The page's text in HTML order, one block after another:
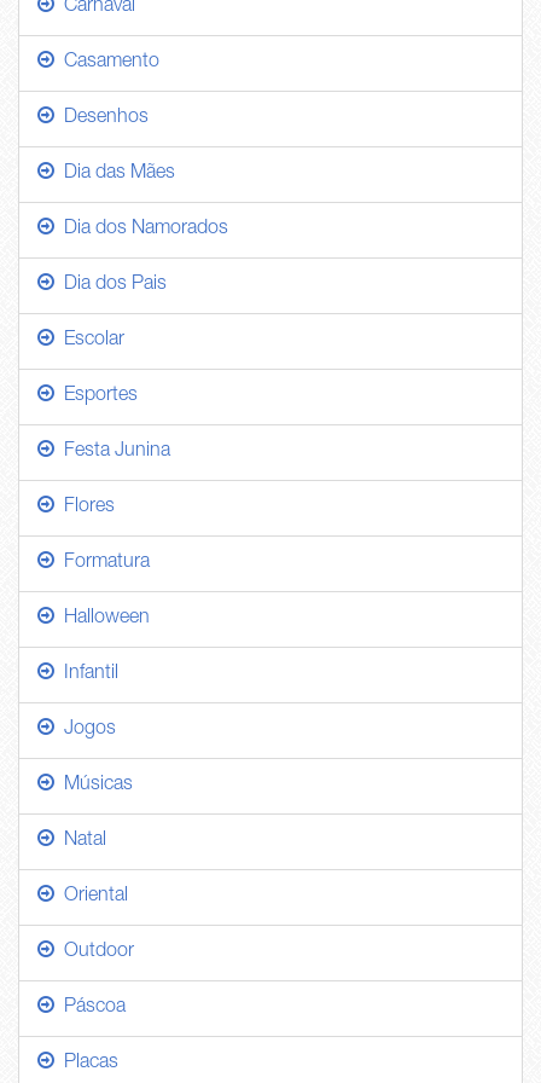
Carnaval
Casamento
Desenhos
Dia das Mães
Dia dos Namorados
Dia dos Pais
Escolar
Esportes
Festa Junina
Flores
Formatura
Halloween
Infantil
Jogos
Músicas
Natal
Oriental
Outdoor
Páscoa
Placas